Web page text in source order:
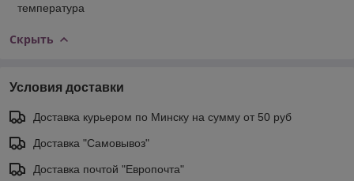
температура
Скрыть
Условия доставки
Доставка курьером по Минску на сумму от 50 руб
Доставка "Самовывоз"
Доставка почтой "Европочта"